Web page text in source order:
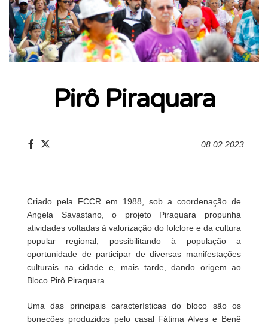
Pirô Piraquara
08.02.2023
Criado pela FCCR em 1988, sob a coordenação de
Angela Savastano, o projeto Piraquara propunha
atividades voltadas à valorização do folclore e da cultura
popular regional, possibilitando à população a
oportunidade de participar de diversas manifestações
culturais na cidade e, mais tarde, dando origem ao
Bloco Pirô Piraquara.
Uma das principais características do bloco são os
bonecões produzidos pelo casal Fátima Alves e Benê